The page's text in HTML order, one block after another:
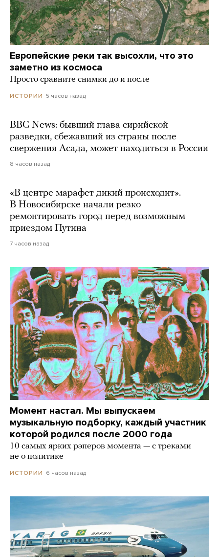
Европейские реки так высохли, что это
заметно из космоса
Просто сравните снимки до и после
ИСТОРИИ 5 часов назад
BBC News: бывший глава сирийской
разведки, сбежавший из страны после
свержения Асада, может находиться в России
8 часов назад
«В центре марафет дикий происходит».
В Новосибирске начали резко
ремонтировать город перед возможным
приездом Путина
7 часов назад
Момент настал. Мы выпускаем
музыкальную подборку, каждый участник
которой родился после 2000 года
10 самых ярких рэперов момента — с треками
не о политике
ИСТОРИИ 6 часов назад